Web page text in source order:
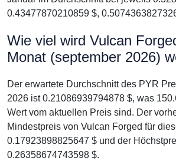
0.43477870210859 $,
Wie viel wird Vulcan
Monat (september 2026)
Der erwartete Durchschnitt des PYR
2026 ist 0.21086939794878 $, was
Wert vom aktuellen Preis sind. Der
Mindestpreis von Vulcan Forged für
0.17923898825647 $ und der
0.26358674743598 $.